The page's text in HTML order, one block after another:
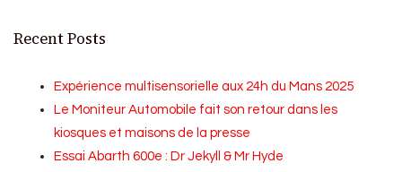
Recent Posts
Expérience multisensorielle aux 24h du Mans 2025
Le Moniteur Automobile fait son retour dans les
kiosques et maisons de la presse
Essai Abarth 600e : Dr Jekyll & Mr Hyde